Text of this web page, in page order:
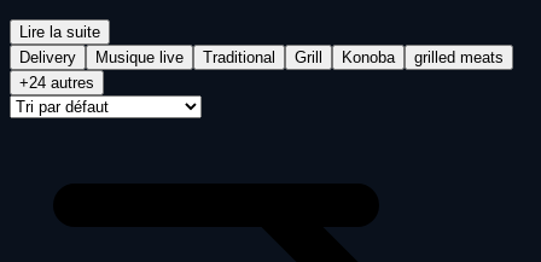
Lire la suite
Delivery
Musique live Traditional Grill Konoba
grilled meats
+24 autres